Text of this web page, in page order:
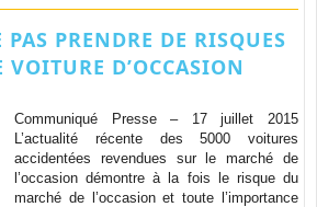
PRENDRE DE RISQUES
VOITURE D’OCCASION
Communiqué Presse – 17 juillet 2015
L’actualité récente des 5000 voitures
accidentées revendues sur le marché de
l’occasion démontre à la fois le risque du
marché de l’occasion et toute l’importance